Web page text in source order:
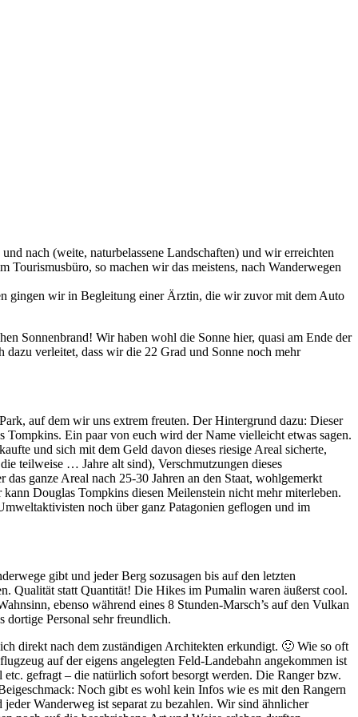
nach (weite, naturbelassene Landschaften) und wir erreichten
so machen wir das meistens, nach Wanderwegen
gingen wir in Begleitung einer Ärztin, die wir zuvor mit dem Auto
Sonnenbrand! Wir haben wohl die Sonne hier, quasi am Ende der
verleitet, dass wir die 22 Grad und Sonne noch mehr
auf dem wir uns extrem freuten. Der Hintergrund dazu: Dieser
Ein paar von euch wird der Name vielleicht etwas sagen.
und sich mit dem Geld davon dieses riesige Areal sicherte,
teilweise … Jahre alt sind), Verschmutzungen dieses
ganze Areal nach 25-30 Jahren an den Staat, wohlgemerkt
Douglas Tompkins diesen Meilenstein nicht mehr miterleben.
noch über ganz Patagonien geflogen und im
gibt und jeder Berg sozusagen bis auf den letzten
Qualität statt Quantität! Die Hikes im Pumalin waren äußerst cool.
ebenso während eines 8 Stunden-Marsch’s auf den Vulkan
dortige Personal sehr freundlich.
direkt nach dem zuständigen Architekten erkundigt. 🙂 Wie so oft
auf der eigens angelegten Feld-Landebahn angekommen ist
gefragt – die natürlich sofort besorgt werden. Die Ranger bzw.
Noch gibt es wohl kein Infos wie es mit den Rangern
Wanderweg ist separat zu bezahlen. Wir sind ähnlicher